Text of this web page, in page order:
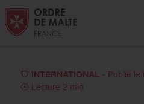
Aller au contenu
Aller à la recherche
Aller au menu
INTERNATIONAL - Publié le
Lecture 2 min